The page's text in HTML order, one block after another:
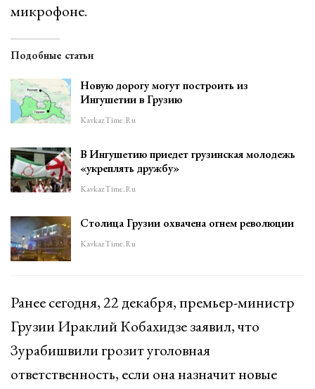
микрофоне.
Подобные статьи
Новую дорогу могут построить из
Ингушетии в Грузию
KavkazTime.ru
В Ингушетию приедет грузинская молодежь
«укреплять дружбу»
KavkazTime.ru
Столица Грузии охвачена огнем революции
KavkazTime.ru
Ранее сегодня, 22 декабря, премьер-министр
Грузии Ираклий Кобахидзе заявил, что
Зурабишвили грозит уголовная
ответственность, если она назначит новые